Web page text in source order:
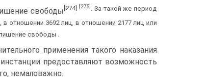
свободы [274] [275]
. За такой же период
отношении 3692 лиц, в отношении 2177 лиц или
лишение свободы .
применения такого наказания
предоставляют возможность
немаловажно.